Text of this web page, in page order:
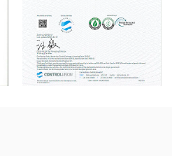
yang kaya dan layanan
dengan baik di semua
dan juga diekspor ke klien
seperti AS, Indonesia,
Maroko dll. Kami juga bekerja
bantuan teknik untuk